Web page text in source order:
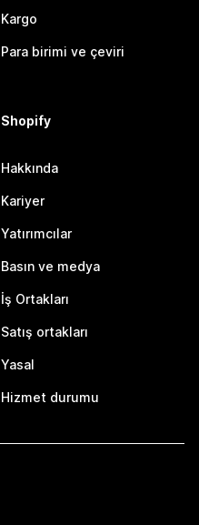
Kargo
Para birimi ve çeviri
Shopify
Hakkında
Kariyer
Yatırımcılar
Basın ve medya
İş Ortakları
Satış ortakları
Yasal
Hizmet durumu